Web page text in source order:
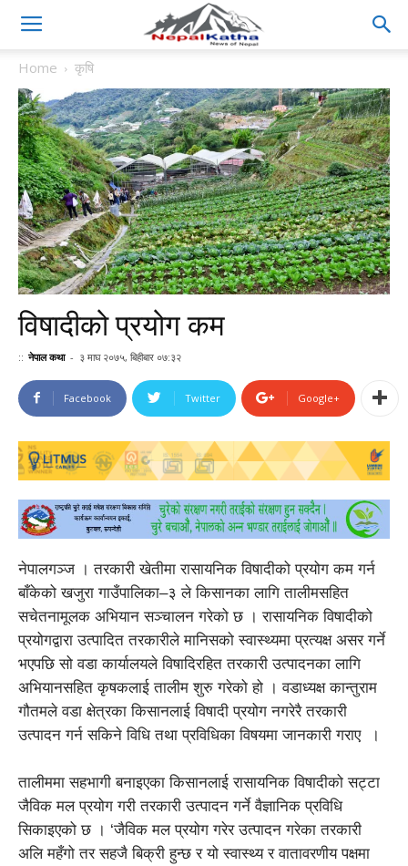
Home कृषि
विषादीको प्रयोग कम
:: नेपाल कथा - ३ माघ २०७५, बिहीबार ०७:३२
Facebook Twitter Google+
नेपालगञ्ज । तरकारी खेतीमा रासायनिक विषादीको प्रयोग कम गर्न
बाँकेको खजुरा गाउँपालिका–३ ले किसानका लागि तालीमसहित
सचेतनामूलक अभियान सञ्चालन गरेको छ । रासायनिक विषादीको
प्रयोगद्वारा उत्पादित तरकारीले मानिसको स्वास्थ्यमा प्रत्यक्ष असर गर्ने
भएपछि सो वडा कार्यालयले विषादिरहित तरकारी उत्पादनका लागि
अभियानसहित कृषकलाई तालीम शुरु गरेको हो । वडाध्यक्ष कान्तुराम
गौतमले वडा क्षेत्रका किसानलाई विषादी प्रयोग नगरेरै तरकारी
उत्पादन गर्न सकिने विधि तथा प्रविधिका विषयमा जानकारी गराए ।
तालीममा सहभागी बनाइएका किसानलाई रासायनिक विषादीको सट्टा
जैविक मल प्रयोग गरी तरकारी उत्पादन गर्ने वैज्ञानिक प्रविधि
सिकाइएको छ । ‘जैविक मल प्रयोग गरेर उत्पादन गरेका तरकारी
अलि महँगो तर सहजै बिक्री हुन्छ र यो स्वास्थ्य र वातावरणीय पक्षमा